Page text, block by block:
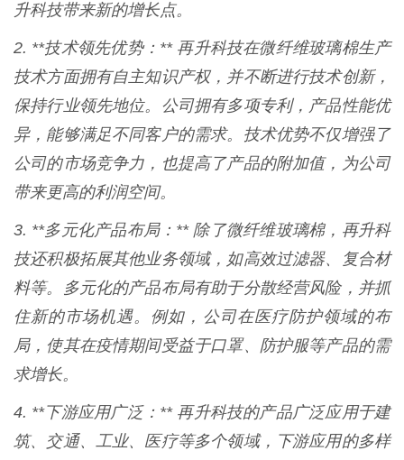
升科技带来新的增长点。
2. **技术领先优势：** 再升科技在微纤维玻璃棉生产
技术方面拥有自主知识产权，并不断进行技术创新，
保持行业领先地位。公司拥有多项专利，产品性能优
异，能够满足不同客户的需求。技术优势不仅增强了
公司的市场竞争力，也提高了产品的附加值，为公司
带来更高的利润空间。
3. **多元化产品布局：** 除了微纤维玻璃棉，再升科
技还积极拓展其他业务领域，如高效过滤器、复合材
料等。多元化的产品布局有助于分散经营风险，并抓
住新的市场机遇。例如，公司在医疗防护领域的布
局，使其在疫情期间受益于口罩、防护服等产品的需
求增长。
4. **下游应用广泛：** 再升科技的产品广泛应用于建
筑、交通、工业、医疗等多个领域，下游应用的多样